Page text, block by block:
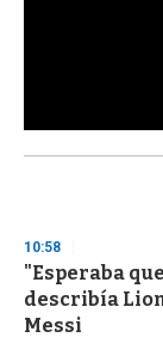
s
d
s
o
f
3
10:58
"Esperaba
describía
Messi